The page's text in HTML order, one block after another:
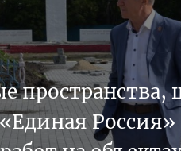
Россия»